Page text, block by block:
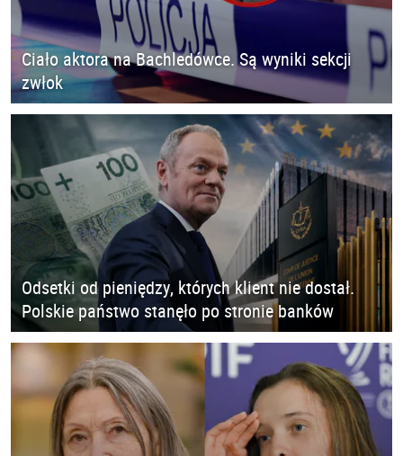
Ciało aktora na Bachledówce. Są wyniki sekcji
zwłok
Odsetki od pieniędzy, których klient nie dostał.
Polskie państwo stanęło po stronie banków